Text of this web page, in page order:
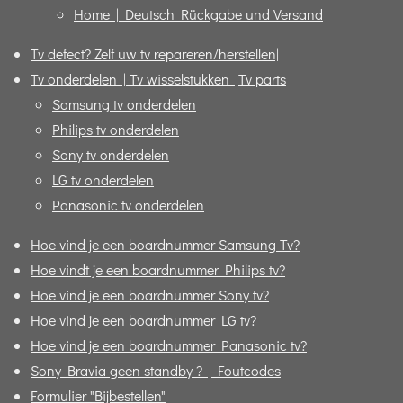
Home | Deutsch Rückgabe und Versand
Tv defect? Zelf uw tv repareren/herstellen|
Tv onderdelen | Tv wisselstukken |Tv parts
Samsung tv onderdelen
Philips tv onderdelen
Sony tv onderdelen
LG tv onderdelen
Panasonic tv onderdelen
Hoe vind je een boardnummer Samsung Tv?
Hoe vindt je een boardnummer Philips tv?
Hoe vind je een boardnummer Sony tv?
Hoe vind je een boardnummer LG tv?
Hoe vind je een boardnummer Panasonic tv?
Sony Bravia geen standby ? | Foutcodes
Formulier "Bijbestellen"